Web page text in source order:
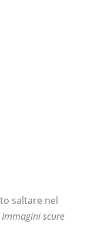
saltare nel
Immagini scure